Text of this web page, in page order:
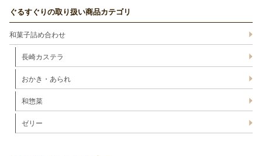
ぐるすぐりの取り扱い商品カテゴリ
和菓子詰め合わせ
長崎カステラ
おかき・あられ
和惣菜
ゼリー